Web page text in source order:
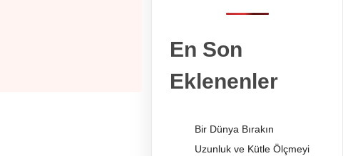
En Son
Eklenenler
Bir Dünya Bırakın
Uzunluk ve Kütle Ölçmeyi